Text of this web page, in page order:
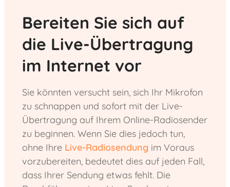
Bereiten Sie sich auf
die Live-Übertragung
im Internet vor
Sie könnten versucht sein, sich Ihr Mikrofon
zu schnappen und sofort mit der Live-
Übertragung auf Ihrem Online-Radiosender
zu beginnen. Wenn Sie dies jedoch tun,
ohne Ihre Live-Radiosendung im Voraus
vorzubereiten, bedeutet dies auf jeden Fall,
dass Ihrer Sendung etwas fehlt. Die